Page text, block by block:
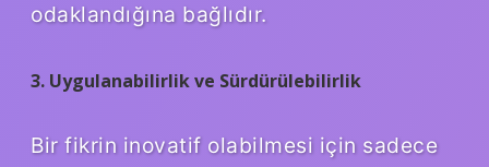
odaklandığına bağlıdır.
3. Uygulanabilirlik ve Sürdürülebilirlik
Bir fikrin inovatif olabilmesi için sadece